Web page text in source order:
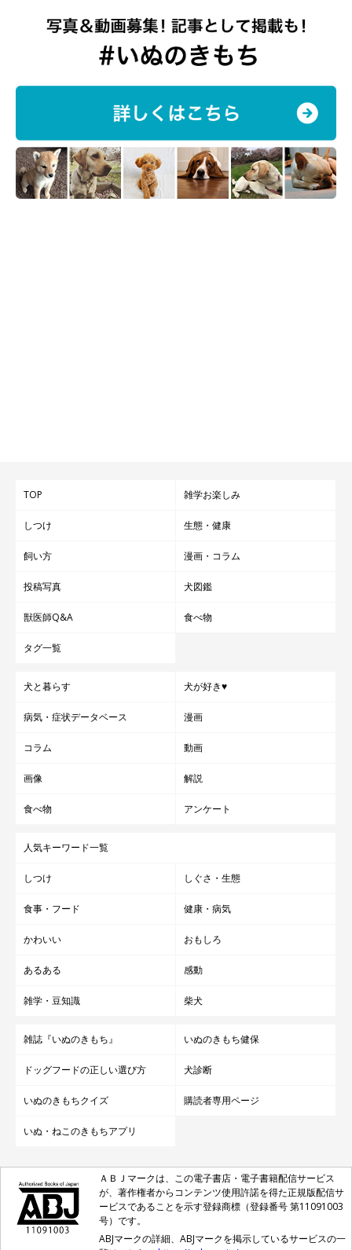
@norinoripiiii
の希望だった回転寿司に行くことはできたのでしょうか？
飼い主さん：
「パパとママは焼肉に行きたかったのですが…
TOP 雑学お楽しみ
しつけ 生態・健康
飼い方 漫画・コラム
投稿写真 犬図鑑
獣医師Q&A 食べ物
タグ一覧
犬と暮らす 犬が好き♥
病気・症状データベース 漫画
コラム 動画
画像 解説
食べ物 アンケート
人気キーワード一覧
しつけ しぐさ・生態
食事・フード 健康・病気
かわいい おもしろ
あるある 感動
雑学・豆知識 柴犬
雑誌『いぬのきもち』 いぬのきもち健保
ドッグフードの正しい選び方 犬診断
いぬのきもちクイズ 購読者専用ページ
いぬ・ねこのきもちアプリ
ＡＢＪマークは、この電子書店・電子書籍配信サービス
が、著作権者からコンテンツ使用許諾を得た正規版配信サ
ービスであることを示す登録商標（登録番号 第11091003
号）です。
ABJマークの詳細、ABJマークを掲示しているサービスの一